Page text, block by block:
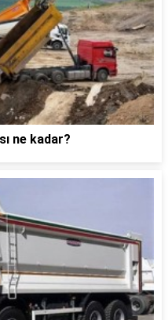
ne kadar?